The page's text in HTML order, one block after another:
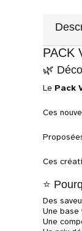
PACK
🌿
Le Pack
Ces
Ces
⭐
Des
Une
Une